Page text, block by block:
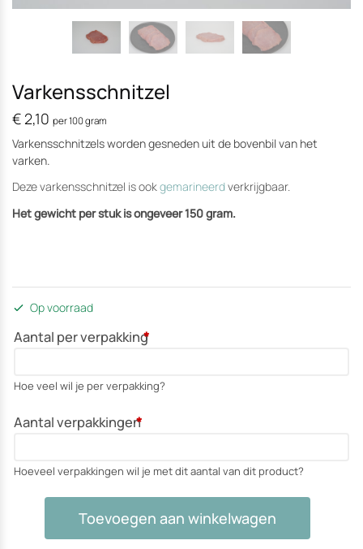
Varkensschnitzel
€ 2,10 per 100 gram
Varkensschnitzels worden gesneden uit de bovenbil van het
varken.
Deze varkensschnitzel is ookgemarineerdverkrijgbaar.
Het gewicht per stuk is ongeveer 150 gram.
Op voorraad
Aantal per verpakking
*
Hoe veel wil je per verpakking?
Aantal verpakkingen
*
Hoeveel verpakkingen wil je met dit aantal van dit product?
Toevoegen aan winkelwagen